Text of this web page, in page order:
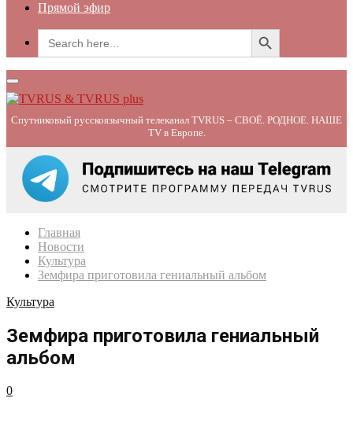
Прямой эфир
Search
for:
Search Button
Primary
Menu
Спутниковый русскоязычный телеканал TVRUS – СВОЁ. РОДНОЕ. НАШЕ
TV в Европе.
Главная
Новости
Культура
Земфира приготовила гениальный альбом
Культура
Земфира приготовила гениальный
альбом
0